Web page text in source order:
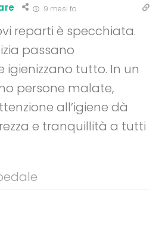
9 mesi fa
reparti è specchiata.
passano
tutto. In un
persone malate,
all’igiene dà
e tranquillità a tutti